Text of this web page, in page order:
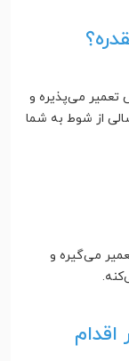
تعمیر می‌پذیره و
از شوط به شما
می‌گیره و